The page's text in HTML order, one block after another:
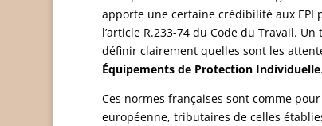
apporte une certaine crédibilité aux EPI
l’article R.233-74 du Code du Travail.
définir clairement quelles sont les
Équipements de Protection Individuelle.
Ces normes françaises sont comme
européenne, tributaires de celles